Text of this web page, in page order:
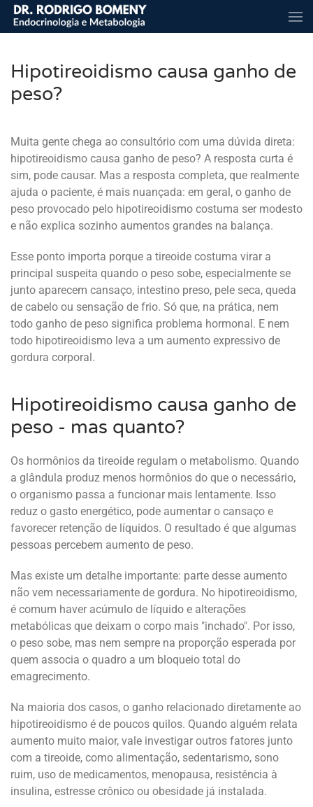
Hipotireoidismo causa ganho de
peso?
Muita gente chega ao consultório com uma dúvida direta:
hipotireoidismo causa ganho de peso? A resposta curta é
sim, pode causar. Mas a resposta completa, que realmente
ajuda o paciente, é mais nuançada: em geral, o ganho de
peso provocado pelo hipotireoidismo costuma ser modesto
e não explica sozinho aumentos grandes na balança.
Esse ponto importa porque a tireoide costuma virar a
principal suspeita quando o peso sobe, especialmente se
junto aparecem cansaço, intestino preso, pele seca, queda
de cabelo ou sensação de frio. Só que, na prática, nem
todo ganho de peso significa problema hormonal. E nem
todo hipotireoidismo leva a um aumento expressivo de
gordura corporal.
Hipotireoidismo causa ganho de
peso - mas quanto?
Os hormônios da tireoide regulam o metabolismo. Quando
a glândula produz menos hormônios do que o necessário,
o organismo passa a funcionar mais lentamente. Isso
reduz o gasto energético, pode aumentar o cansaço e
favorecer retenção de líquidos. O resultado é que algumas
pessoas percebem aumento de peso.
Mas existe um detalhe importante: parte desse aumento
não vem necessariamente de gordura. No hipotireoidismo,
é comum haver acúmulo de líquido e alterações
metabólicas que deixam o corpo mais "inchado". Por isso,
o peso sobe, mas nem sempre na proporção esperada por
quem associa o quadro a um bloqueio total do
emagrecimento.
Na maioria dos casos, o ganho relacionado diretamente ao
hipotireoidismo é de poucos quilos. Quando alguém relata
aumento muito maior, vale investigar outros fatores junto
com a tireoide, como alimentação, sedentarismo, sono
ruim, uso de medicamentos, menopausa, resistência à
insulina, estresse crônico ou obesidade já instalada.